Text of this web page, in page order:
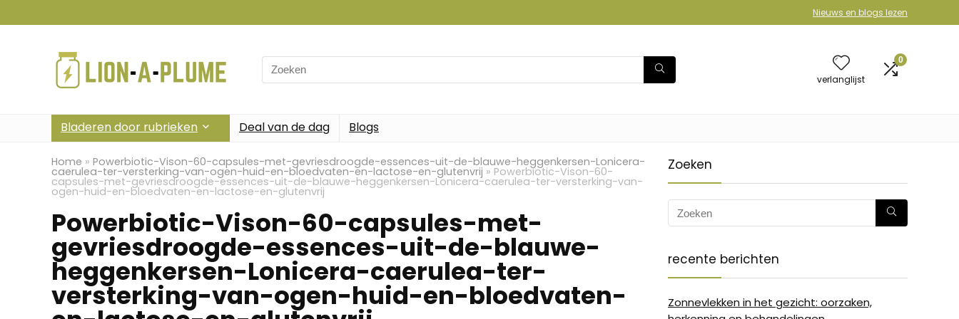
Nieuws en blogs lezen
Search
for:
verlanglijst
0
Bladeren door rubrieken Deal van de dag Blogs
Home » Powerbiotic-Vison-60-capsules-met-gevriesdroogde-essences-uit-de-blauwe-heggenkersen-Lonicera-
caerulea-ter-versterking-van-ogen-huid-en-bloedvaten-en-lactose-en-glutenvrij » Powerbiotic-Vison-60-
capsules-met-gevriesdroogde-essences-uit-de-blauwe-heggenkersen-Lonicera-caerulea-ter-versterking-van-
ogen-huid-en-bloedvaten-en-lactose-en-glutenvrij
Powerbiotic-Vison-60-capsules-met-
gevriesdroogde-essences-uit-de-blauwe-
heggenkersen-Lonicera-caerulea-ter-
versterking-van-ogen-huid-en-bloedvaten-
Zoeken
recente berichten
Zonnevlekken in het gezicht: oorzaken,